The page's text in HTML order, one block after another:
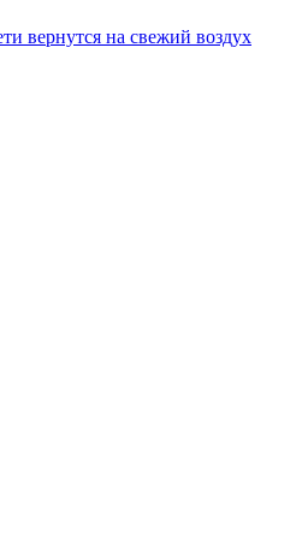
вернутся на свежий воздух